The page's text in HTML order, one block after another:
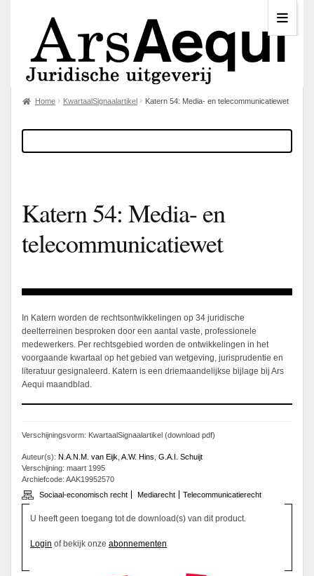
Home KwartaalSignaalartikel Katern 54: Media- en telecommunicatiewet
Katern 54: Media- en
telecommunicatiewet
In Katern worden de rechtsontwikkelingen op 34 juridische
deelterreinen besproken door een aantal vaste, professionele
medewerkers. Per rechtsgebied worden de ontwikkelingen in het
voorgaande kwartaal op het gebied van wetgeving, jurisprudentie en
literatuur gesignaleerd. Katern is een driemaandelijkse bijlage bij Ars
Aequi maandblad.
Verschijningsvorm: KwartaalSignaalartikel (download pdf)
Auteur(s): N.A.N.M. van Eijk A.W. Hins G.A.I. Schuijt
Verschijning: maart 1995
Archiefcode: AAK19952570
Sociaal-economisch recht
Mediarecht Telecommunicatierecht
U heeft geen toegang tot de download(s) van dit product.
Login of bekijk onze abonnementen